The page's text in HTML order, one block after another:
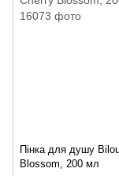
Пінка для душу
Blossom, 200 мл